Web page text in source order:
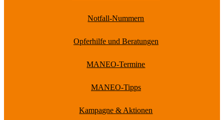
Notfall-Nummern
Opferhilfe und Beratungen
MANEO-Termine
MANEO-Tipps
Kampagne & Aktionen